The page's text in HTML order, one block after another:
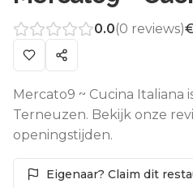
0.0(0 reviews)
Mercato9 ~ Cucina Italiana
Terneuzen. Bekijk onze
openingstijden.
Eigenaar? Claim dit